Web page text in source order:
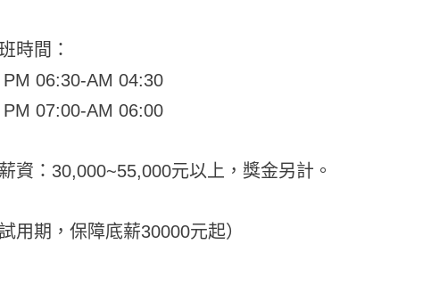
班時間：
06:30-AM 04:30
07:00-AM 06:00
資：30,000~55,000元以上，獎金另計。
試用期，保障底薪30000元起）